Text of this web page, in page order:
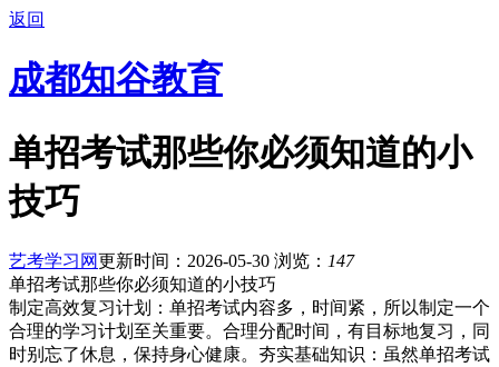
返回
成都知谷教育
单招考试那些你必须知道的小
技巧
艺考学习网更新时间：2026-05-30 浏览： 147
单招考试那些你必须知道的小技巧
制定高效复习计划：单招考试内容多，时间紧，所以制定一个
合理的学习计划至关重要。合理分配时间，有目标地复习，同
时别忘了休息，保持身心健康。夯实基础知识：虽然单招考试